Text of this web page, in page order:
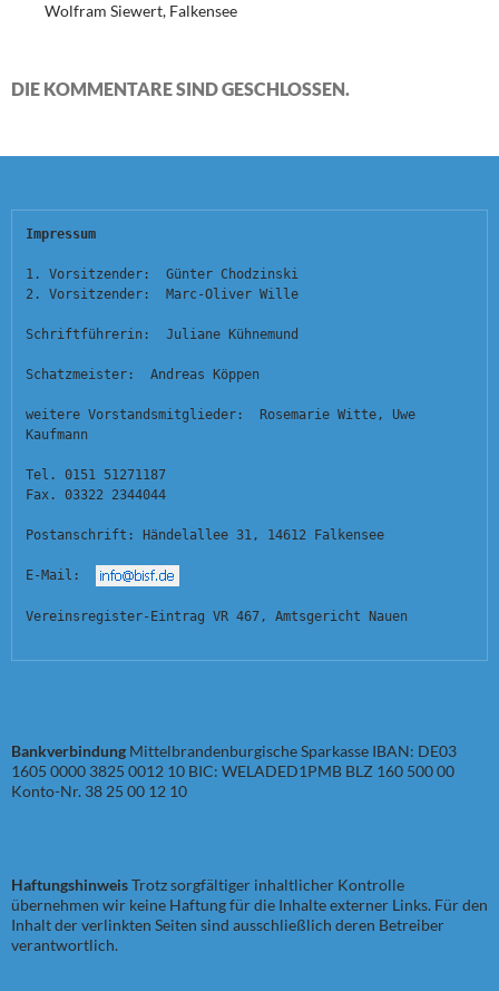
Wolfram Siewert, Falkensee
DIE KOMMENTARE SIND GESCHLOSSEN.
Impressum
1. Vorsitzender:  Günter Chodzinski
2. Vorsitzender:  Marc-Oliver Wille
Schriftführerin:  Juliane Kühnemund
Schatzmeister:  Andreas Köppen
weitere Vorstandsmitglieder:  Rosemarie Witte, Uwe
Kaufmann
Tel. 0151 51271187
Fax. 03322 2344044
Postanschrift: Händelallee 31, 14612 Falkensee
E-Mail:
Vereinsregister-Eintrag VR 467, Amtsgericht Nauen
Bankverbindung Mittelbrandenburgische Sparkasse IBAN: DE03
1605 0000 3825 0012 10 BIC: WELADED1PMB BLZ 160 500 00
Konto-Nr. 38 25 00 12 10
HaftungshinweisTrotz sorgfältiger inhaltlicher Kontrolle
übernehmen wir keine Haftung für die Inhalte externer Links. Für den
Inhalt der verlinkten Seiten sind ausschließlich deren Betreiber
verantwortlich.